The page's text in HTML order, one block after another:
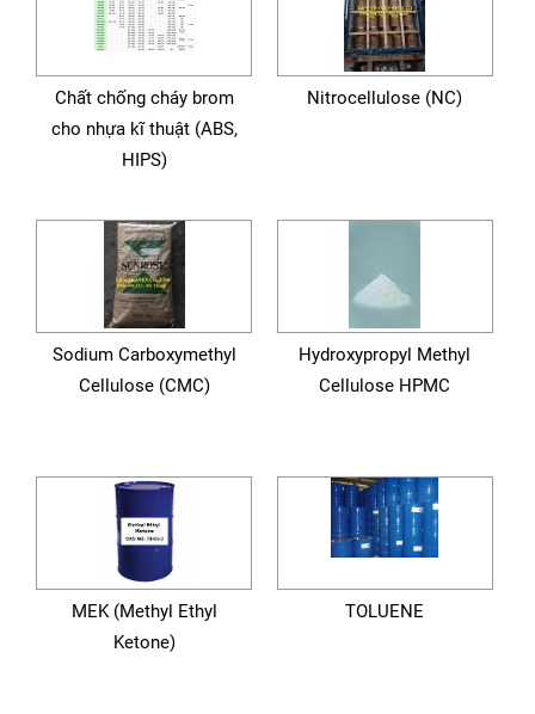
Chất chống cháy brom
cho nhựa kĩ thuật (ABS,
HIPS)
Nitrocellulose (NC)
Sodium Carboxymethyl
Cellulose (CMC)
Hydroxypropyl Methyl
Cellulose HPMC
MEK (Methyl Ethyl
Ketone)
TOLUENE